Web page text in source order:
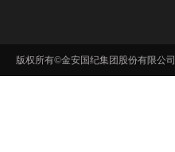
版权所有©金安国纪集团股份有限公司